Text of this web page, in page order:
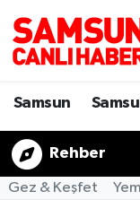
Samsun
Rehber
Gez & Keşfet
Samsun
Sokak
Samsun
Samsun
Samsun